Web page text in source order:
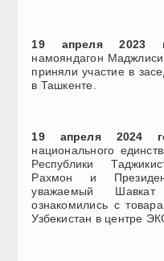
19 апреля 2023
намояндагон
приняли участие в
в Ташкенте.
19 апреля2024
национального
Республики
Рахмон и
уважаемый
ознакомились с
Узбекистан в центре